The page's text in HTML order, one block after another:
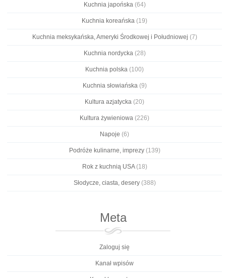
Kuchnia japońska(64)
Kuchnia koreańska (19)
Kuchnia meksykańska, Ameryki Środkowej i Południowej (7)
Kuchnia nordycka(28)
Kuchnia polska (100)
Kuchnia słowiańska(9)
Kultura azjatycka (20)
Kultura żywieniowa (226)
Napoje (6)
Podróże kulinarne, imprezy(139)
Rok z kuchnią USA(18)
Słodycze, ciasta, desery(388)
Meta
Zaloguj się
Kanał wpisów